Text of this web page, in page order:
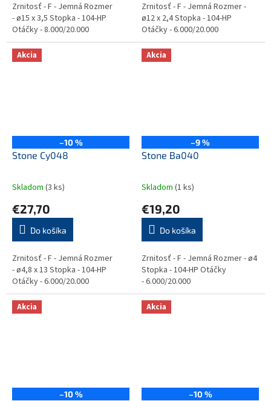
Zrnitosť - F - Jemná Rozmer
- ø15 x 3,5 Stopka - 104-HP
Otáčky - 8.000/20.000
Zrnitosť - F - Jemná Rozmer -
ø12 x 2,4 Stopka - 104-HP
Otáčky - 6.000/20.000
Akcia
–10 %
Stone Cy048
Skladom (3 ks)
€27,70
Do košíka
Zrnitosť - F - Jemná Rozmer
- ø4,8 x 13 Stopka - 104-HP
Otáčky - 6.000/20.000
Akcia
–9 %
Stone Ba040
Skladom (1 ks)
€19,20
Do košíka
Zrnitosť - F - Jemná Rozmer - ø4
Stopka - 104-HP Otáčky
- 6.000/20.000
Akcia
–10 %
Akcia
–10 %